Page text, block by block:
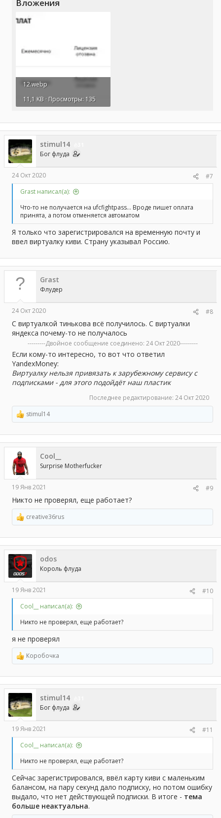
Вложения
12.webp
11,1 KB · Просмотры: 135
stimul14
Бог флуда
24 Окт 2020
#7
Grast написал(а):
Что-то не получается на ufcfightpass... Вроде пишет оплата
принята, а потом отменяется автоматом
Я только что зарегистрировался на временную почту и
ввел виртуалку киви. Страну указывал Россию.
Grast
Флудер
24 Окт 2020 #8
С виртуалкой тинькова всё получилось. С виртуалки
яндекса почему-то не получалось
---------Двойное сообщение соединено: 24 Окт 2020---------
Если кому-то интересно, то вот что ответил
YandexMoney:
Виртуалку нельзя привязать к зарубежному сервису с
подписками - для этого подойдёт наш пластик
Последнее редактирование: 24 Окт 2020
Р
е
а
к
ц
и
и
:
stimul14
Cool__
Surprise Motherfucker
19 Янв 2021 #9
Никто не проверял, еще работает?
Р
е
а
к
ц
и
и
:
creative36rus
odos
Король флуда
19 Янв 2021
#10
Cool__ написал(а):
Никто не проверял, еще работает?
я не проверял
Р
е
а
к
ц
и
и
:
Коробочка
stimul14
Бог флуда
19 Янв 2021
#11
Cool__ написал(а):
Никто не проверял, еще работает?
Сейчас зарегистрировался, ввёл карту киви с маленьким
балансом, на пару секунд дало подписку, но потом ошибку
выдало, что нет действующей подписки. В итоге - тема
больше неактуальна.